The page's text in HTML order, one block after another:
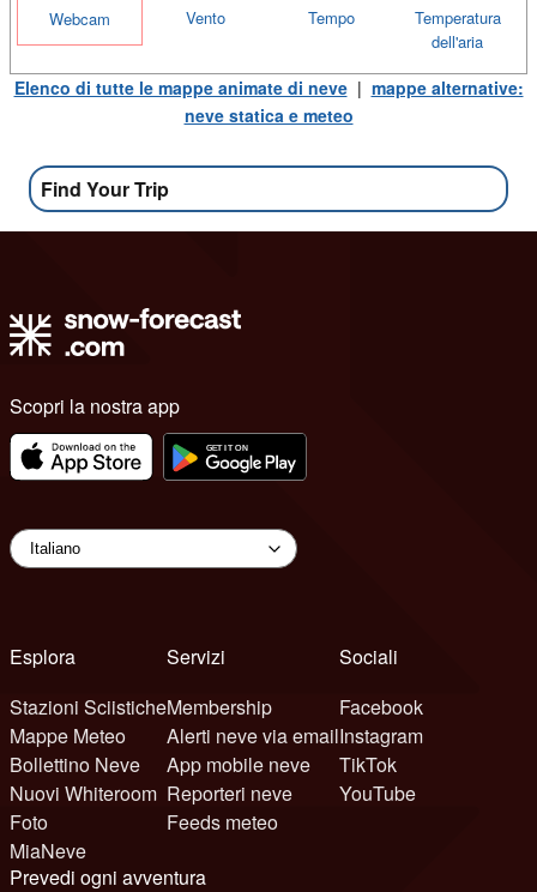
Temperatura
dell'aria
Tempo
Vento
Webcam
Elenco di tutte le mappe animate di neve| mappe alternative:
neve statica e meteo
Find Your Trip
Scopri la nostra app
Esplora
Stazioni Sciistiche
Mappe Meteo
Bollettino Neve
Nuovi Whiteroom
Foto
MiaNeve
Servizi
Membership
Alerti neve via email
App mobile neve
Reporteri neve
Feeds meteo
Sociali
Facebook
Instagram
TikTok
YouTube
Prevedi ogni avventura